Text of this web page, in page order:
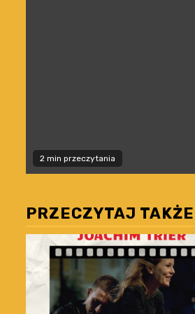
2 min przeczytania
PRZECZYTAJ TAKŻE